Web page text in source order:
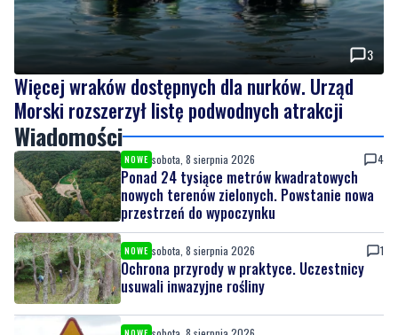
Więcej wraków dostępnych dla nurków. Urząd
Morski rozszerzył listę podwodnych atrakcji
Wiadomości
NOWE sobota, 8 sierpnia 2026
Ponad 24 tysiące metrów kwadratowych
nowych terenów zielonych. Powstanie nowa
przestrzeń do wypoczynku
NOWE sobota, 8 sierpnia 2026
Ochrona przyrody w praktyce. Uczestnicy
usuwali inwazyjne rośliny
NOWE sobota, 8 sierpnia 2026
Ważna informacja dla kierowców! Zmiany w